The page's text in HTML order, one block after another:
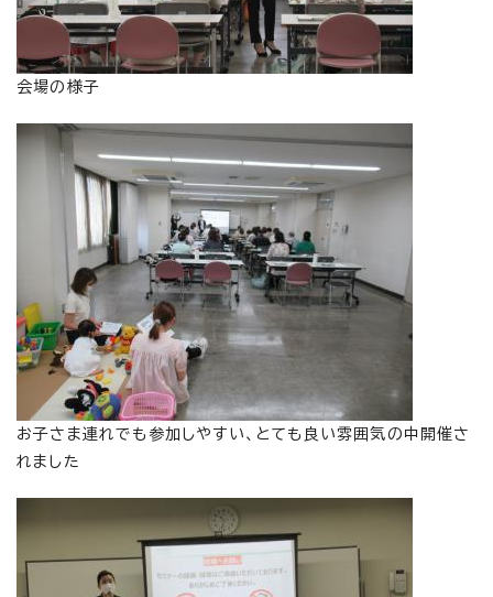
会場の様子
お子さま連れでも参加しやすい、とても良い雰囲気の中開催さ
れました